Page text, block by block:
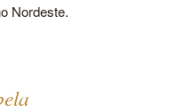
Nordeste.